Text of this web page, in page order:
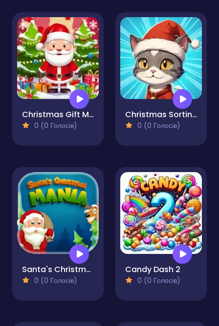
Christmas Gift Match
0 (0 Голосів)
Christmas Sorting
0 (0 Голосів)
Santa's Christmas Mania
0 (0 Голосів)
Candy Dash 2
0 (0 Голосів)